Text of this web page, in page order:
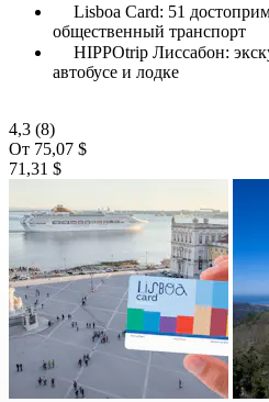
Lisboa Card: 51
общественный транспорт
HIPPOtrip Лиссабон:
автобусе и лодке
4,3 (8)
От 75,07 $
71,31 $